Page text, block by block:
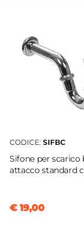
Filolucido
Dimensione
55 x 63,5 cm
Non inclusa
CODICE: SIFBC
Sifone per scarico
attacco standard
€ 19,00